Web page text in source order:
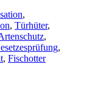
,
, Türhüter,
,
,
, Fischotter